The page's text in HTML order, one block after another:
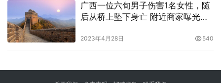
广西一位六旬男子伤害1名女性，随
后从桥上坠下身亡 附近商家曝光了
2023年4月28日 540